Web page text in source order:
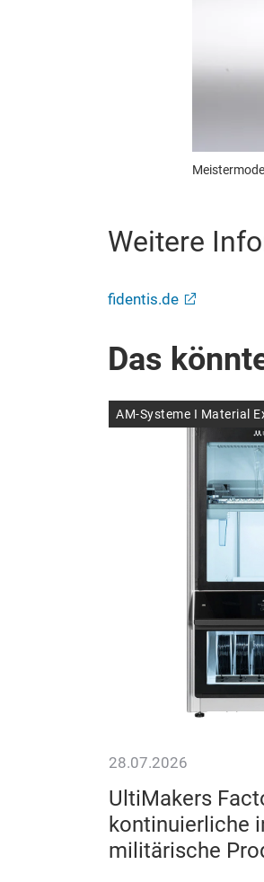
Weitere
fidentis.de
Das
AM-Systeme I Material
28.07.2026
UltiMakers
kontinuierliche
militärische